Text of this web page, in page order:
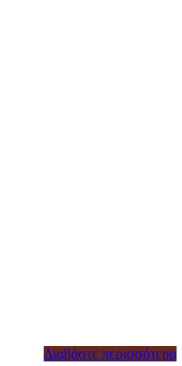
Διαβάστε περισσότερα